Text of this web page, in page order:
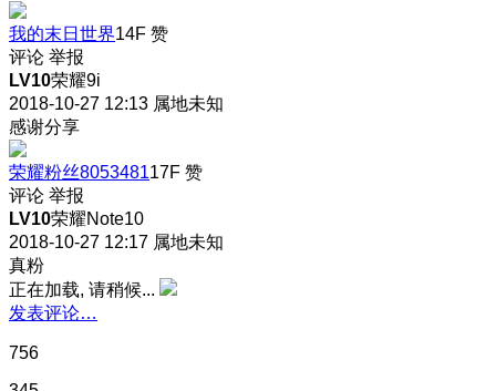
我的末日世界14F 赞
评论 举报
LV10荣耀9i
2018-10-27 12:13 属地未知
感谢分享
荣耀粉丝805348117F 赞
评论 举报
LV10荣耀Note10
2018-10-27 12:17 属地未知
真粉
正在加载, 请稍候...
发表评论…
756